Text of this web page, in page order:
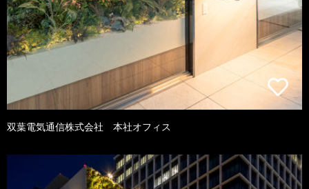
双葉電気通信株式会社 本社オフィス